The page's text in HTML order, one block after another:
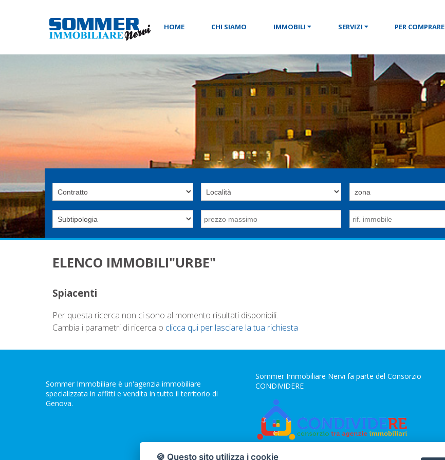
HOME CHI SIAMO IMMOBILI SERVIZI PER COMPRARE
ELENCO IMMOBILI"URBE"
Spiacenti
Per questa ricerca non ci sono al momento risultati disponibili.
Cambia i parametri di ricerca o clicca qui per lasciare la tua richiesta
Sommer Immobiliare è un'agenzia immobiliare
specializzata in affitti e vendita in tutto il territorio di
Genova.
Sommer Immobiliare Nervi fa parte del Consorzio
CONDIVIDERE
🍪 Questo sito utilizza i cookie